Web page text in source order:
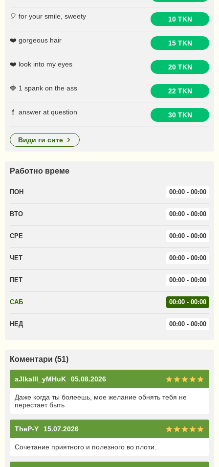
🎈 for your smile, sweety 10 TKN
❤️ gorgeous hair 15 TKN
❤️ look into my eyes 20 TKN
🍓 1 spank on the ass 22 TKN
💄 answer at question 30 TKN
види ги сите
Работно време
ПОН 00:00 - 00:00
ВТО 00:00 - 00:00
СРЕ 00:00 - 00:00
ЧЕТ 00:00 - 00:00
ПЕТ 00:00 - 00:00
САБ 00:00 - 00:00
НЕД 00:00 - 00:00
Коментари (51)
aJlkalll_yMHuK 05.08.2026
Даже когда ты болеешь, мое желание обнять тебя не
перестает быть
TheP-Y 15.07.2026
Сочетание приятного и полезного во плоти.